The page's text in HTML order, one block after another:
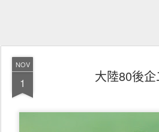
NOV
1 大陸80後